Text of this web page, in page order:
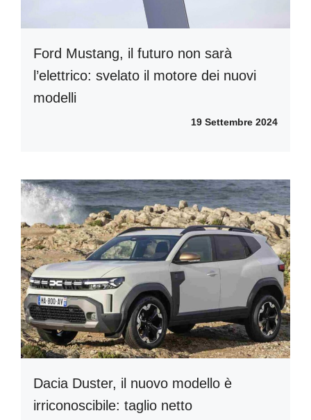
Ford Mustang, il futuro non sarà
l’elettrico: svelato il motore dei nuovi
modelli
19 Settembre 2024
Dacia Duster, il nuovo modello è
irriconoscibile: taglio netto